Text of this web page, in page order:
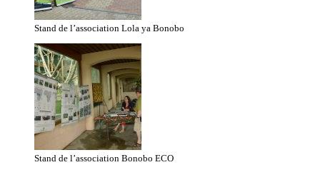
Stand de l’association Lola ya Bonobo
Stand de l’association Bonobo ECO